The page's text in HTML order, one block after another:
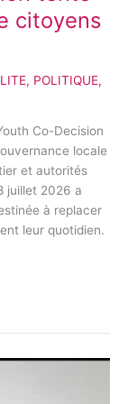
citoyens
, POLITIQUE,
Co-Decision
locale
et autorités
juillet 2026 a
à replacer
leur quotidien.